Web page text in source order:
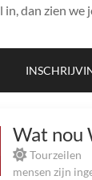
in, dan zien we
Wat nou
Tourzeilen
mensen zijn